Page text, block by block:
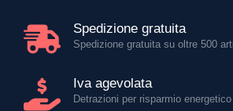
Spedizione gratuita
Spedizione gratuita su oltre 500
Iva agevolata
Detrazioni per risparmio energetico